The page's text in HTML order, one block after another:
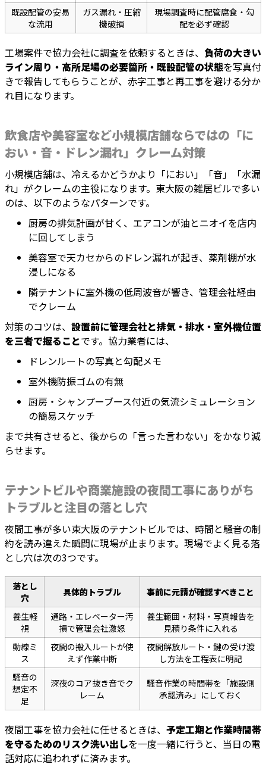
既設配管の安易
な流用
ガス漏れ・圧縮
機破損
現場調査時に配管腐食・勾
配を必ず確認
工場案件で協力会社に調査を依頼するときは、 負荷の大きい
ライン周り・高所足場の必要箇所・既設配管の状態を写真付
きで報告してもらうことが、赤字工事と再工事を避ける分か
れ目になります。
飲食店や美容室など小規模店舗ならではの「に
おい・音・ドレン漏れ」クレーム対策
小規模店舗は、冷えるかどうかより「におい」「音」「水漏
れ」がクレームの主役になります。東大阪の雑居ビルで多い
のは、以下のようなパターンです。
厨房の排気計画が甘く、エアコンが油とニオイを店内
に回してしまう
美容室で天カセからのドレン漏れが起き、薬剤棚が水
浸しになる
隣テナントに室外機の低周波音が響き、管理会社経由
でクレーム
対策のコツは、 設置前に管理会社と排気・排水・室外機位置
を三者で握ることです。協力業者には、
ドレンルートの写真と勾配メモ
室外機防振ゴムの有無
厨房・シャンプーブース付近の気流シミュレーション
の簡易スケッチ
まで共有させると、後からの「言った言わない」をかなり減
らせます。
テナントビルや商業施設の夜間工事にありがち
トラブルと注目の落とし穴
夜間工事が多い東大阪のテナントビルでは、時間と騒音の制
約を読み違えた瞬間に現場が止まります。現場でよく見る落
とし穴は次の3つです。
落とし
穴
具体的トラブル 事前に元請が確認すべきこと
養生軽
視
通路・エレベーター汚
損で管理会社激怒
養生範囲・材料・写真報告を
見積り条件に入れる
動線ミ
ス
夜間の搬入ルートが使
えず作業中断
夜間解放ルート・鍵の受け渡
し方法を工程表に明記
騒音の
想定不
足
深夜のコア抜き音でク
レーム
騒音作業の時間帯を「施設側
承認済み」にしておく
夜間工事を協力会社に任せるときは、 予定工期と作業時間帯
を守るためのリスク洗い出しを一度一緒に行うと、当日の電
話対応に追われずに済みます。